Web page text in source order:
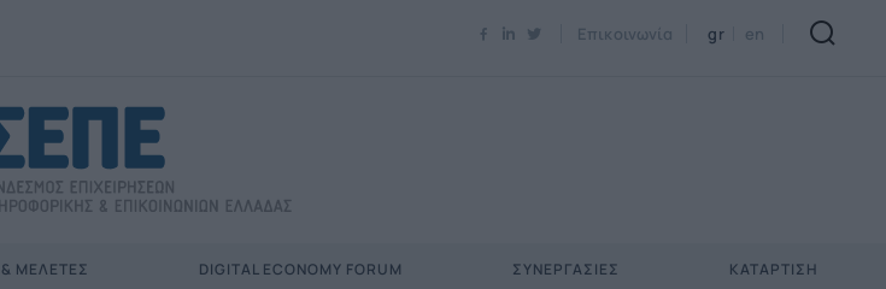
Επικοινωνία gr en
ΜΕΛΈΤΕΣ DIGITAL ECONOMY FORUM ΣΥΝΕΡΓΑΣΊΕΣ ΚΑΤΆΡΤΙΣΗ
Newsletter Email*